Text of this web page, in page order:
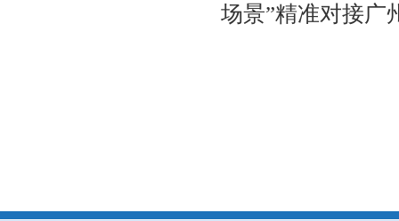
场景”精准对接广